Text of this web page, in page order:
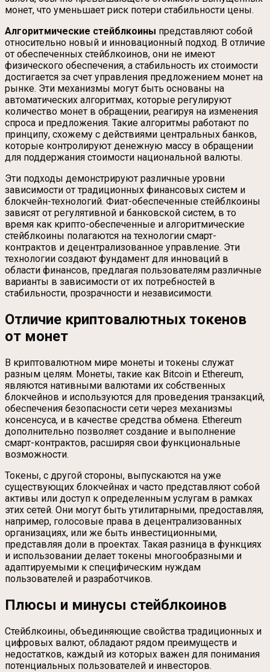
монет, что уменьшает риск потери стабильности цены.
Алгоритмические стейблкоины представляют собой
относительно новый и инновационный подход. В отличие
от обеспеченных стейблкоинов, они не имеют
физического обеспечения, а стабильность их стоимости
достигается за счет управления предложением монет на
рынке. Эти механизмы могут быть основаны на
автоматических алгоритмах, которые регулируют
количество монет в обращении, реагируя на изменения
спроса и предложения. Такие алгоритмы работают по
принципу, схожему с действиями центральных банков,
которые контролируют денежную массу в обращении
для поддержания стоимости национальной валюты.
Эти подходы демонстрируют различные уровни
зависимости от традиционных финансовых систем и
блокчейн-технологий. Фиат-обеспеченные стейблкоины
зависят от регулятивной и банковской систем, в то
время как крипто-обеспеченные и алгоритмические
стейблкоины полагаются на технологии смарт-
контрактов и децентрализованное управление. Эти
технологии создают фундамент для инноваций в
области финансов, предлагая пользователям различные
варианты в зависимости от их потребностей в
стабильности, прозрачности и независимости.
Отличие криптовалютных токенов
от монет
В криптовалютном мире монеты и токены служат
разным целям. Монеты, такие как Bitcoin и Ethereum,
являются нативными валютами их собственных
блокчейнов и используются для проведения транзакций,
обеспечения безопасности сети через механизмы
консенсуса, и в качестве средства обмена. Ethereum
дополнительно позволяет создание и выполнение
смарт-контрактов, расширяя свои функциональные
возможности.
Токены, с другой стороны, выпускаются на уже
существующих блокчейнах и часто представляют собой
активы или доступ к определенным услугам в рамках
этих сетей. Они могут быть утилитарными, предоставляя,
например, голосовые права в децентрализованных
организациях, или же быть инвестиционными,
представляя доли в проектах. Такая разница в функциях
и использовании делает токены многообразными и
адаптируемыми к специфическим нуждам
пользователей и разработчиков.
Плюсы и минусы стейблкоинов
Стейблкоины, объединяющие свойства традиционных и
цифровых валют, обладают рядом преимуществ и
недостатков, каждый из которых важен для понимания
потенциальных пользователей и инвесторов.